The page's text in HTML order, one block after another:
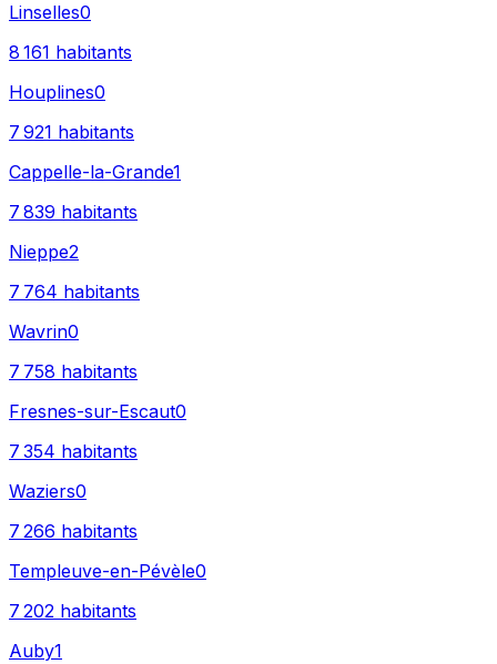
Linselles0
8 161 habitants
Houplines0
7 921 habitants
Cappelle-la-Grande1
7 839 habitants
Nieppe2
7 764 habitants
Wavrin0
7 758 habitants
Fresnes-sur-Escaut0
7 354 habitants
Waziers0
7 266 habitants
Templeuve-en-Pévèle0
7 202 habitants
Auby1